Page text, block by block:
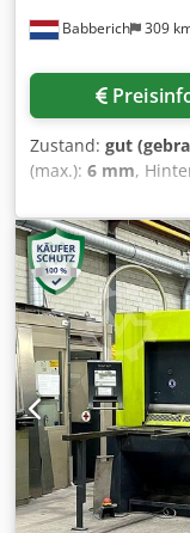
Babberich 309
Zustand: gut
(max.): 6 mm,
mm, Tafelschere
9767 Hersteller:
Baujahr: 2009
3100mm Anzahl:
- 2° Länge
holders: 20
Dzhofx Alieck
Mechanisch oder
Länge: 3850mm
6200kg Bitte
Seite wurden
und soweit möglich
Informationen